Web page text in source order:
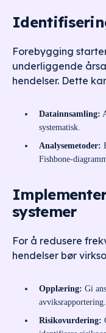
Forebygging
underliggende
hendelser. Dette
Datainnsamling:
systematisk.
Analysemetoder:
Fishbone-
systemer
For å redusere
hendelser bør
Opplæring: Gi
avviksrapportering.
Risikovurdering: